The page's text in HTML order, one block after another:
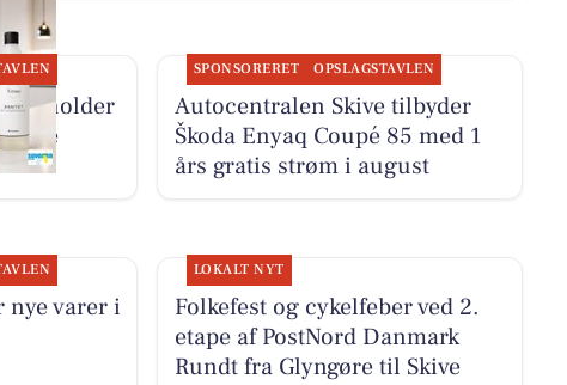
holder
gode
SPONSORERET OPSLAGSTAVLEN
Autocentralen Skive tilbyder
Škoda Enyaq Coupé 85 med 1
års gratis strøm i august
nye varer i
LOKALT NYT
Folkefest og cykelfeber ved 2.
etape af PostNord Danmark
Rundt fra Glyngøre til Skive